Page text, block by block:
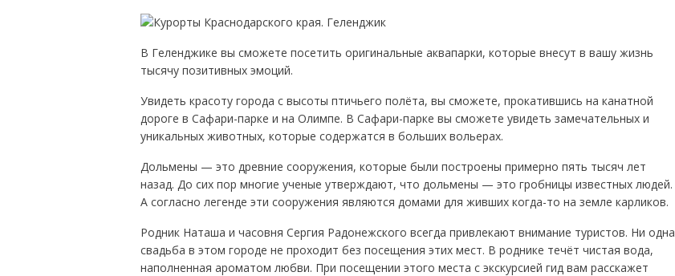
В Геленджике вы сможете посетить оригинальные аквапарки, которые внесут в вашу жизнь
тысячу позитивных эмоций.
Увидеть красоту города с высоты птичьего полёта, вы сможете, прокатившись на канатной
дороге в Сафари-парке и на Олимпе. В Сафари-парке вы сможете увидеть замечательных и
уникальных животных, которые содержатся в больших вольерах.
Дольмены — это древние сооружения, которые были построены примерно пять тысяч лет
назад. До сих пор многие ученые утверждают, что дольмены — это гробницы известных людей.
А согласно легенде эти сооружения являются домами для живших когда-то на земле карликов.
Родник Наташа и часовня Сергия Радонежского всегда привлекают внимание туристов. Ни одна
свадьба в этом городе не проходит без посещения этих мест. В роднике течёт чистая вода,
наполненная ароматом любви. При посещении этого места с экскурсией гид вам расскажет